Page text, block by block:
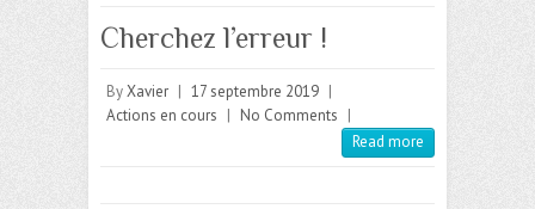
Cherchez l’erreur !
ByXavier | 17 septembre 2019 |
Actions en cours | No Comments |
Read more